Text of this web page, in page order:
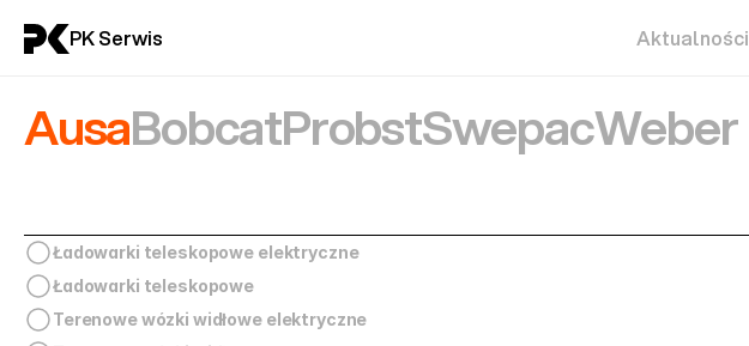
AusaBobcatProbstSwepacWeber
Ładowarki teleskopowe elektryczne
Ładowarki teleskopowe
Terenowe wózki widłowe elektryczne
PK Serwis Aktualności